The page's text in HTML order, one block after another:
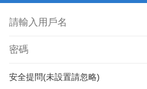
安全提問(未設置請忽略)